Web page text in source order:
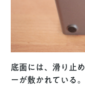
底面には、滑り止
ーが敷かれている。